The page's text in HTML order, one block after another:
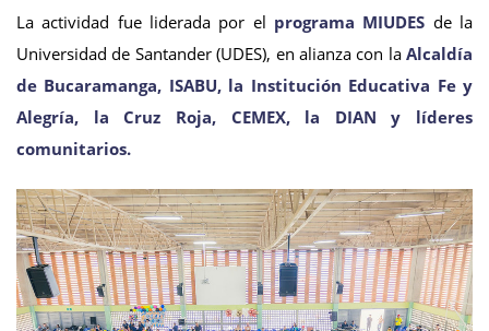
La actividad fue liderada por el programa MIUDES de la
Universidad de Santander (UDES), en alianza con la Alcaldía
de Bucaramanga, ISABU, la Institución Educativa Fe y
Alegría, la Cruz Roja, CEMEX, la DIAN y líderes
comunitarios.